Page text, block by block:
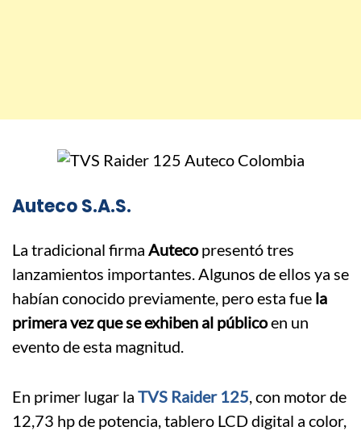
Auteco S.A.S.
La tradicional firma Autecopresentó tres
lanzamientos importantes. Algunos de ellos ya se
habían conocido previamente, pero esta fue la
primera vez que se exhiben al públicoen un
evento de esta magnitud.
En primer lugar la TVS Raider 125 , con motor de
12,73 hp de potencia, tablero LCD digital a color,